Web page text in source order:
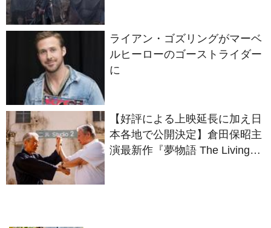
ライアン・ゴズリングがマーベ
ルヒーローのゴーストライダー
に
【好評による上映延長に加え日
本各地で公開決定】倉田保昭主
演最新作『夢物語 The Living